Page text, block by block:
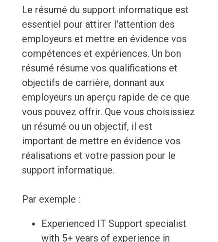
Le résumé du support informatique est
essentiel pour attirer l'attention des
employeurs et mettre en évidence vos
compétences et expériences. Un bon
résumé résume vos qualifications et
objectifs de carrière, donnant aux
employeurs un aperçu rapide de ce que
vous pouvez offrir. Que vous choisissiez
un résumé ou un objectif, il est
important de mettre en évidence vos
réalisations et votre passion pour le
support informatique.
Par exemple :
Experienced IT Support specialist
with 5+ years of experience in